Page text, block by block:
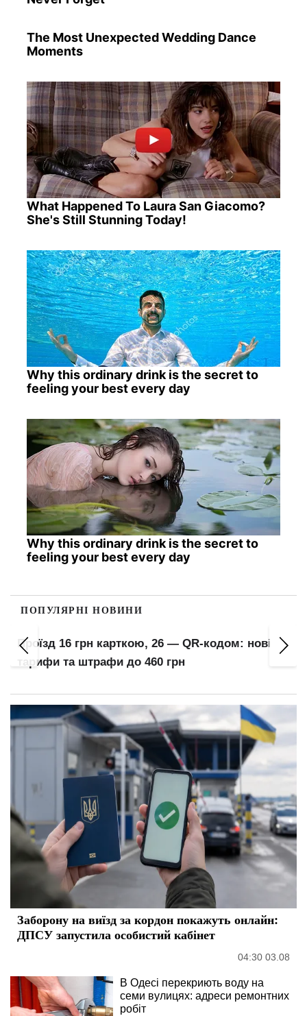
The Most Unexpected Wedding Dance
Moments
What Happened To Laura San Giacomo?
She's Still Stunning Today!
Why this ordinary drink is the secret to
feeling your best every day
Why this ordinary drink is the secret to
feeling your best every day
ПОПУЛЯРНІ НОВИНИ
Проїзд 16 грн карткою, 26 — QR-кодом: нові
тарифи та штрафи до 460 грн
Заборону на виїзд за кордон покажуть онлайн:
ДПСУ запустила особистий кабінет
04:30 03.08
В Одесі перекриють воду на
семи вулицях: адреси ремонтних
робіт